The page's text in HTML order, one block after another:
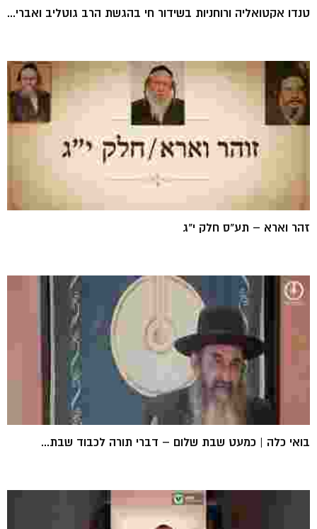
טנדו אקטואליה ורוחניות בשידור חי בהגשת הרב גוטליב ואברי...
זהר וארא – תע"ס חלק י"ג
בואי כלה | כמעט שבת שלום – דברי תורה לכבוד שבת...